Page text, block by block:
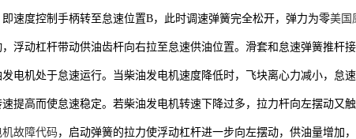
速度控制手柄转至怠速位置B，此时调速弹簧完全松开，弹力为零美国
浮动杠杆带动供油齿杆向右拉至怠速供油位置。滑套和怠速弹簧推杆
电机处于怠速运行。当柴油发电机速度降低时，飞块离心力减小，怠
提高而使怠速稳定。若柴油发电机转速下降过多，拉力杆向左摆动又
故障代码，启动弹簧的拉力使浮动杠杆进一步向左摆动，供油量增加